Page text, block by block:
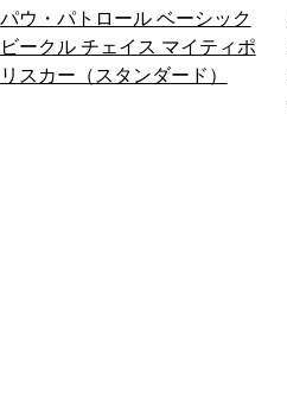
パウ・パトロール ベーシック
ビークル チェイス マイティポ
リスカー（スタンダード）